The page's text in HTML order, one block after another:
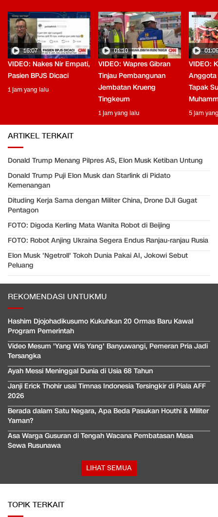
16:07
VIDEO: Nakes Nir Empati,
Pasien BPJS Dicaci
1 jam yang lalu
01:10
VIDEO: Wapres Gibran
Tinjau Pembangunan
Jembatan Krueng
Tingkeum
1 jam yang lalu
VIDEO:
Anggota
Tapak
5 jam
ARTIKEL TERKAIT
Donald Trump Menang Pilpres AS, Elon Musk Ketiban Untung
Donald Trump Puji Elon Musk dan Starlink di Pidato
Kemenangan
Dituding Kerja Sama dengan Militer China, Drone DJI Gugat
Pentagon
FOTO: Digoda Kerling Mata Wanita Robot di Beijing
FOTO: Robot Anjing Ukraina Segera Endus Ranjau-ranjau Rusia
Elon Musk 'Ngetroll' Tokoh Dunia Pakai AI, Jokowi Sebut
Peluang
REKOMENDASI UNTUKMU
Hashim Djojohadikusumo Kukuhkan 20 Ormas Baru Kawal
Program Pemerintah
Video Mesum 'Yang Wis Yang' Banyuwangi, Pemeran Pria Jadi
Tersangka
Ayah Messi Meninggal Dunia di Usia 68 Tahun
Janji Erick Thohir usai Timnas Indonesia Tersingkir di Piala AFF
2026
Berada dalam Satu Negara, Apa Beda Pasukan Houthi & Militer
Yaman?
Asa Warga Gusuran di Tengah Wacana Pembatasan Masa
Sewa Rusunawa
LIHAT SEMUA
TOPIK TERKAIT